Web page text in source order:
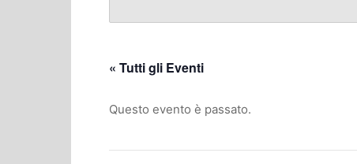
« Tutti gli Eventi
Questo evento è passato.